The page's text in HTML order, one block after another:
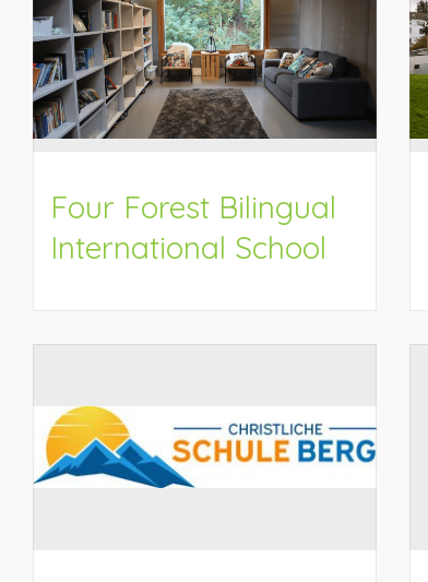
Four Forest Bilingual
International School